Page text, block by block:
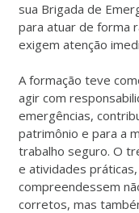
sua Brigada de
para atuar de forma
exigem atenção
A formação teve
agir com
emergências,
patrimônio e para a
trabalho seguro. O
e atividades
compreendessem
corretos, mas